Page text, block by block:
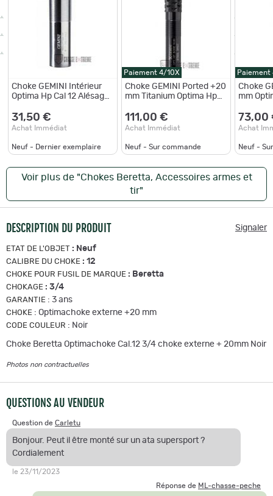
Choke GEMINI Intérieur
Optima Hp Cal 12 Alésage
31,50 €
Achat Immédiat
Neuf - Dernier exemplaire
Paiement 4/10X
Choke GEMINI Ported +20
mm Titanium Optima Hp
111,00 €
Achat Immédiat
Neuf - Sur commande
Paiement
Choke
mm
73,00
Achat
Neuf -
Voir plus de "Chokes Beretta, Accessoires armes et
tir"
DESCRIPTION DU PRODUIT Signaler
ETAT DE L'OBJET : Neuf
CALIBRE DU CHOKE : 12
CHOKE POUR FUSIL DE MARQUE : Beretta
CHOKAGE : 3/4
GARANTIE : 3 ans
CHOKE : Optimachoke externe +20 mm
CODE COULEUR : Noir
Choke Beretta Optimachoke Cal.12 3/4 choke externe + 20mm Noir
Photos non contractuelles
QUESTIONS AU VENDEUR
Question de Carletu
Bonjour. Peut il être monté sur un ata supersport ?
Cordialement
le 23/11/2023
Réponse de ML-chasse-peche